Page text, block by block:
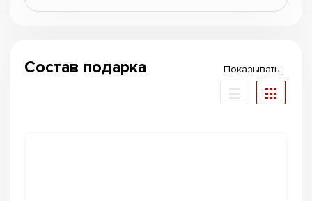
Состав подарка Показывать: